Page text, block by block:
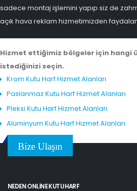
sadece montaj işlemini yapıp siz de
açık hava reklam hizmetimizden
Hizmet ettiğimiz bölgeler için hangi
istediğinizi seçin.
Krom Kutu Harf Hizmet Alanları
Paslanmaz Kutu Harf Hizmet Alanları
Pleksi Kutu Harf Hizmet Alanları
Alüminyum Kutu Harf Hizmet Alanları
Bize Ulaşın
NEDEN ONLINE KUTU HARF